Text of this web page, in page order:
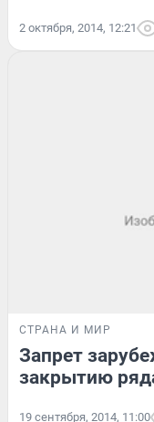
2 октября, 2014, 12:21
СТРАНА И МИР
Запрет
закрытию
19 сентября, 2014, 11:00